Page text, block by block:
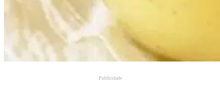
Publicidade